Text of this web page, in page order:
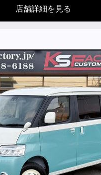
店舗詳細を見る